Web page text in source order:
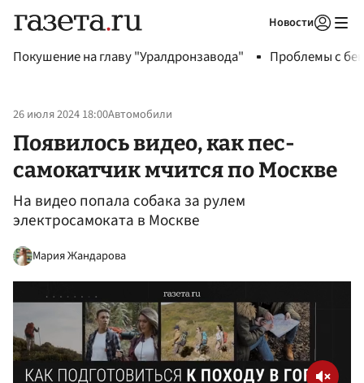
Новости
Покушение на главу "Уралдронзавода" Проблемы с
26 июля 2024 18:00Автомобили
Появилось видео, как пес-
самокатчик мчится по Москве
На видео попала собака за рулем
электросамоката в Москве
Мария Жандарова